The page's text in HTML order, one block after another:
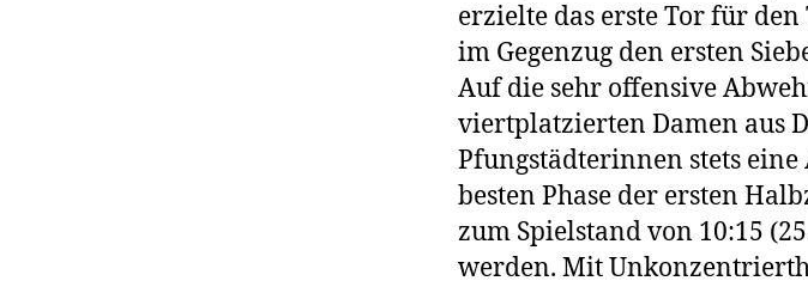
erzielte das erste Tor für
im Gegenzug den ersten
Auf die sehr offensive
viertplatzierten Damen aus
Pfungstädterinnen stets
besten Phase der ersten
zum Spielstand von 10:15
werden. Mit